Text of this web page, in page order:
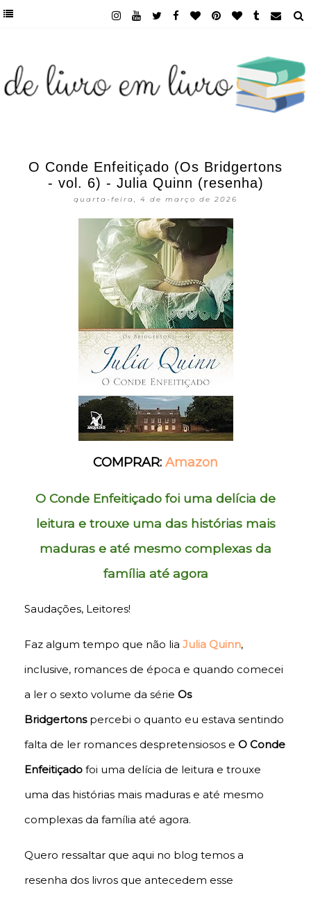
O Conde Enfeitiçado (Os Bridgertons
- vol. 6) - Julia Quinn (resenha)
quarta-feira, 4 de março de 2026
COMPRAR: Amazon
O Conde Enfeitiçado foi uma delícia de
leitura e trouxe uma das histórias mais
maduras e até mesmo complexas da
família até agora
Saudações, Leitores!
Faz algum tempo que não lia Julia Quinn,
inclusive, romances de época e quando comecei
a ler o sexto volume da série Os
Bridgertonspercebi o quanto eu estava sentindo
falta de ler romances despretensiosos e O Conde
Enfeitiçado foi uma delícia de leitura e trouxe
uma das histórias mais maduras e até mesmo
complexas da família até agora.
Quero ressaltar que aqui no blog temos a
resenha dos livros que antecedem esse